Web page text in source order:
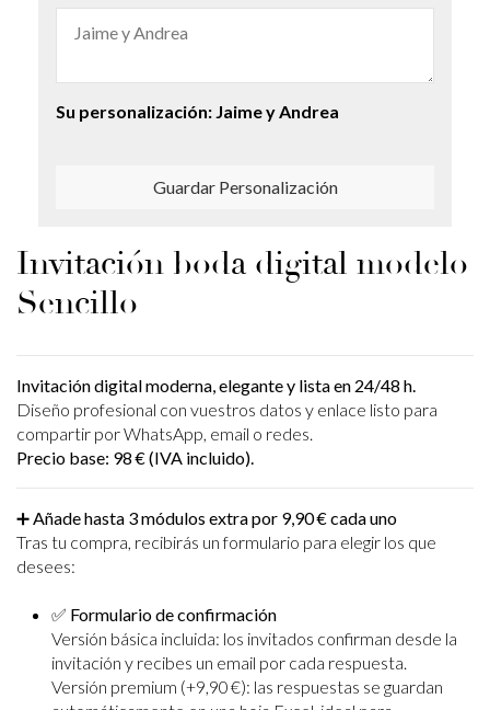
Su personalización: Jaime y Andrea
Guardar Personalización
Invitación boda digital modelo
Sencillo
Invitación digital moderna, elegante y lista en 24/48 h.
Diseño profesional con vuestros datos y enlace listo para
compartir por WhatsApp, email o redes.
Precio base: 98 € (IVA incluido).
➕ Añade hasta 3 módulos extra por 9,90 € cada uno
Tras tu compra, recibirás un formulario para elegir los que
desees:
✅ Formulario de confirmación
Versión básica incluida: los invitados confirman desde la
invitación y recibes un email por cada respuesta.
Versión premium (+9,90 €): las respuestas se guardan